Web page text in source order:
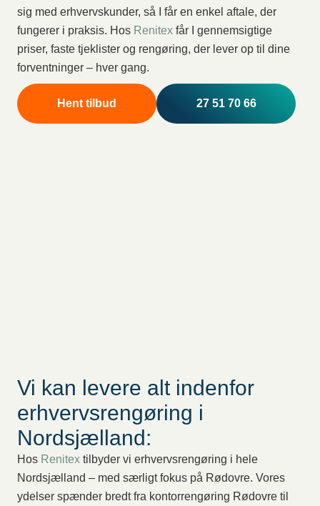
sig med erhvervskunder, så I får en enkel aftale, der
fungerer i praksis. Hos Renitex får I gennemsigtige
priser, faste tjeklister og rengøring, der lever op til dine
forventninger – hver gang.
Hent tilbud 27 51 70 66
Vi kan levere alt indenfor
erhvervsrengøring i
Nordsjælland:
Hos Renitex tilbyder vi erhvervsrengøring i hele
Nordsjælland – med særligt fokus på Rødovre. Vores
ydelser spænder bredt fra kontorrengøring Rødovre til